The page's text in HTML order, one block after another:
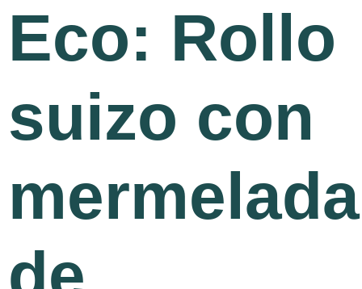
Eco: Rollo
suizo con
mermelada